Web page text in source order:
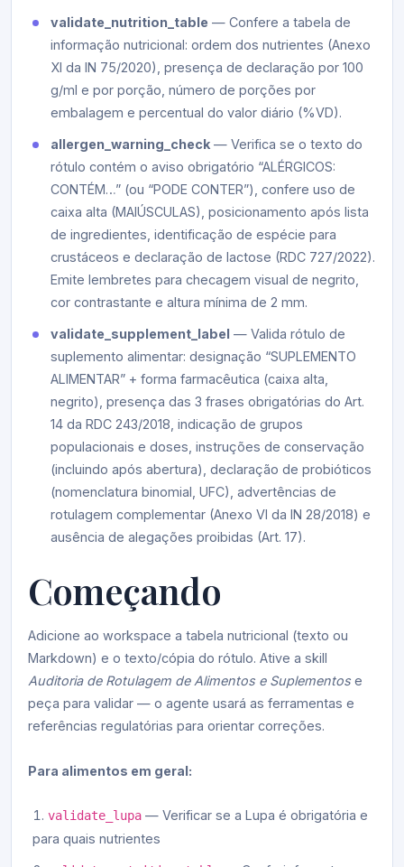
validate_nutrition_table — Confere a tabela de
informação nutricional: ordem dos nutrientes (Anexo
XI da IN 75/2020), presença de declaração por 100
g/ml e por porção, número de porções por
embalagem e percentual do valor diário (%VD).
allergen_warning_check— Verifica se o texto do
rótulo contém o aviso obrigatório “ALÉRGICOS:
CONTÉM…” (ou “PODE CONTER”), confere uso de
caixa alta (MAIÚSCULAS), posicionamento após lista
de ingredientes, identificação de espécie para
crustáceos e declaração de lactose (RDC 727/2022).
Emite lembretes para checagem visual de negrito,
cor contrastante e altura mínima de 2 mm.
validate_supplement_label — Valida rótulo de
suplemento alimentar: designação “SUPLEMENTO
ALIMENTAR” + forma farmacêutica (caixa alta,
negrito), presença das 3 frases obrigatórias do Art.
14 da RDC 243/2018, indicação de grupos
populacionais e doses, instruções de conservação
(incluindo após abertura), declaração de probióticos
(nomenclatura binomial, UFC), advertências de
rotulagem complementar (Anexo VI da IN 28/2018) e
ausência de alegações proibidas (Art. 17).
Começando
Adicione ao workspace a tabela nutricional (texto ou
Markdown) e o texto/cópia do rótulo. Ative a skill
Auditoria de Rotulagem de Alimentos e Suplementose
peça para validar — o agente usará as ferramentas e
referências regulatórias para orientar correções.
Para alimentos em geral:
validate_lupa— Verificar se a Lupa é obrigatória e
para quais nutrientes